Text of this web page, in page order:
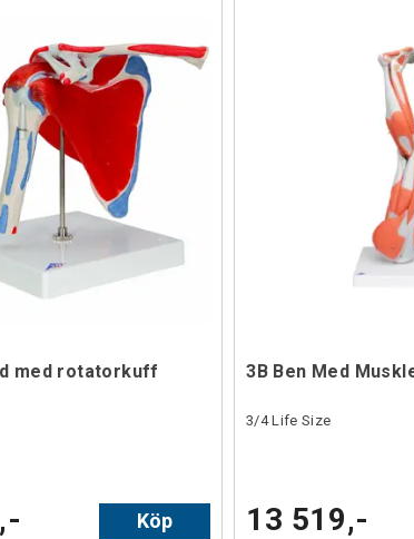
med rotatorkuff
Köp
3B Ben Med
3/4 Life Size
13 519,-